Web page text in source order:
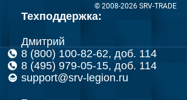
© 2008-2026 SRV-TRADE
Техподдержка:
Дмитрий
8 (800) 100-82-62, доб. 114
8 (495) 979-05-15, доб. 114
support@srv-legion.ru